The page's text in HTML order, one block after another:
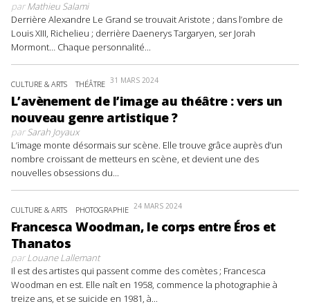
parMathieu Salami
Derrière Alexandre Le Grand se trouvait Aristote ; dans l’ombre de
Louis XIII, Richelieu ; derrière Daenerys Targaryen, ser Jorah
Mormont… Chaque personnalité...
CULTURE & ARTS THÉÂTRE 31 MARS 2024
L’avènement de l’image au théâtre : vers un
nouveau genre artistique ?
parSarah Joyaux
L’image monte désormais sur scène. Elle trouve grâce auprès d’un
nombre croissant de metteurs en scène, et devient une des
nouvelles obsessions du...
CULTURE & ARTS PHOTOGRAPHIE 24 MARS 2024
Francesca Woodman, le corps entre Éros et
Thanatos
parLouane Lallemant
Il est des artistes qui passent comme des comètes ; Francesca
Woodman en est. Elle naît en 1958, commence la photographie à
treize ans, et se suicide en 1981, à...